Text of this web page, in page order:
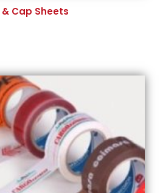
Cap Sheets